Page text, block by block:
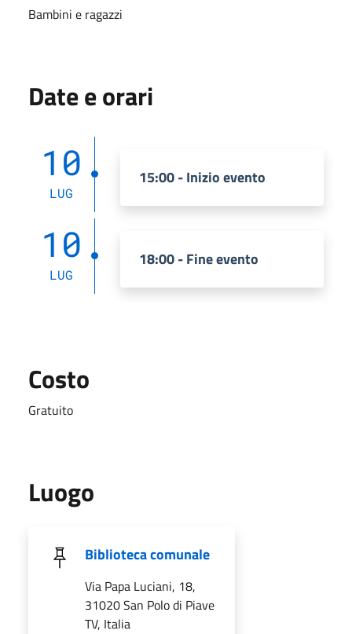
Bambini e ragazzi
Date e orari
10
LUG
15:00 - Inizio evento
10
LUG
18:00 - Fine evento
Costo
Gratuito
Luogo
Biblioteca comunale
Via Papa Luciani, 18,
31020 San Polo di Piave
TV, Italia